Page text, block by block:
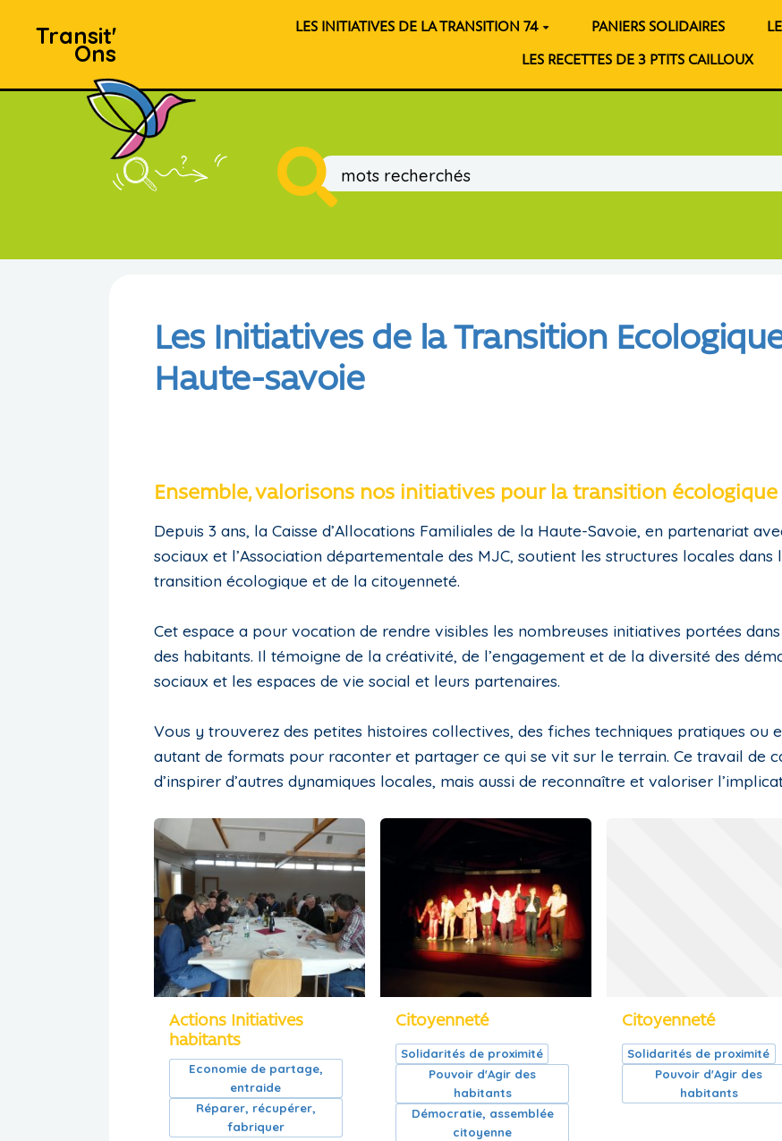
Transit'
Ons
LES INITIATIVES DE LA TRANSITION 74 PANIERS SOLIDAIRES
LES RECETTES DE 3 PTITS CAILLOUX
Les Initiatives de la Transition
Haute-savoie
Ensemble, valorisons nos initiatives pour la transition
Depuis 3 ans, la Caisse d’Allocations Familiales de la Haute-Savoie, en partenariat
sociaux et l’Association départementale des MJC, soutient les structures locales
transition écologique et de la citoyenneté.
Cet espace a pour vocation de rendre visibles les nombreuses initiatives portées
des habitants. Il témoigne de la créativité, de l’engagement et de la diversité des
sociaux et les espaces de vie social et leurs partenaires.
Vous y trouverez des petites histoires collectives, des fiches techniques pratiques ou
autant de formats pour raconter et partager ce qui se vit sur le terrain. Ce travail de
d’inspirer d’autres dynamiques locales, mais aussi de reconnaître et valoriser
Actions Initiatives
habitants
Economie de partage,
entraide
Réparer, récupérer,
fabriquer
Citoyenneté
Solidarités de proximité
Pouvoir d'Agir des
habitants
Démocratie, assemblée
citoyenne
Citoyenneté
Solidarités de proximité
Pouvoir d'Agir des
habitants